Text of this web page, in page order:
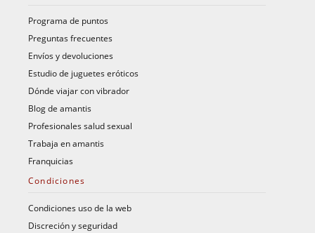
Programa de puntos
Preguntas frecuentes
Envíos y devoluciones
Estudio de juguetes eróticos
Dónde viajar con vibrador
Blog de amantis
Profesionales salud sexual
Trabaja en amantis
Franquicias
Condiciones
Condiciones uso de la web
Discreción y seguridad